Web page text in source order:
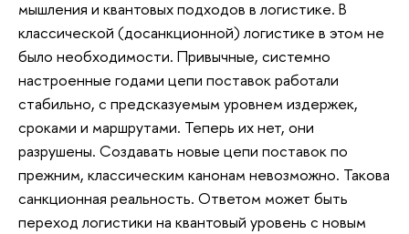
мышления и квантовых подходов в логистике. В
классической (досанкционной) логистике в этом не
было необходимости. Привычные, системно
настроенные годами цепи поставок работали
стабильно, с предсказуемым уровнем издержек,
сроками и маршрутами. Теперь их нет, они
разрушены. Создавать новые цепи поставок по
прежним, классическим канонам невозможно. Такова
санкционная реальность. Ответом может быть
переход логистики на квантовый уровень с новым